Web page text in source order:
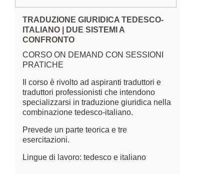
TRADUZIONE GIURIDICA TEDESCO-
ITALIANO | DUE SISTEMI A
CONFRONTO
CORSO ON DEMAND CON SESSIONI
PRATICHE
Il corso è rivolto ad aspiranti traduttori e
traduttori professionisti che intendono
specializzarsi in traduzione giuridica nella
combinazione tedesco-italiano.
Prevede un parte teorica e tre
esercitazioni.
Lingue di lavoro: tedesco e italiano